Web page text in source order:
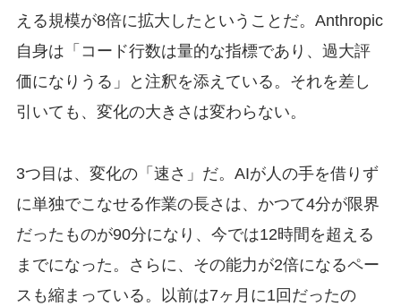
える規模が8倍に拡大したということだ。Anthropic
自身は「コード行数は量的な指標であり、過大評
価になりうる」と注釈を添えている。それを差し
引いても、変化の大きさは変わらない。
3つ目は、変化の「速さ」だ。AIが人の手を借りず
に単独でこなせる作業の長さは、かつて4分が限界
だったものが90分になり、今では12時間を超える
までになった。さらに、その能力が2倍になるペー
スも縮まっている。以前は7ヶ月に1回だったの